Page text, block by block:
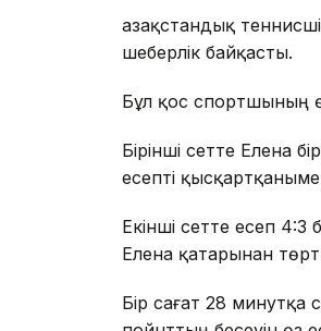
Қазақстандық
шеберлік байқасты.
Бұл қос спортшының
Бірінші сетте Елена
есепті
Екінші сетте есеп
Елена қатарынан
Бір сағат 28 минутқа